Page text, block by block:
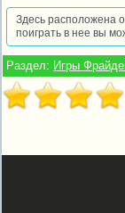
Здесь расположена
поиграть в нее вы
Раздел: Игры